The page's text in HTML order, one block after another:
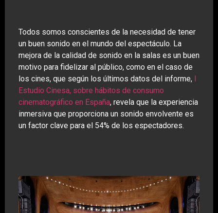
Todos somos conscientes de la necesidad de tener
un buen sonido en el mundo del espectáculo. La
mejora de la calidad de sonido en la salas es un buen
motivo para fidelizar al público, como en el caso de
los cines, que según los últimos datos del informe, I
Estudio Cinesa, sobre hábitos de consumo
cinematográfico en España, revela que la experiencia
inmersiva que proporciona un sonido envolvente es
un factor clave para el 54% de los espectadores.